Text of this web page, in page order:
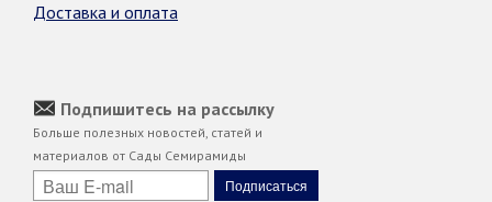
Доставка и оплата
Подпишитесь на рассылку
Больше полезных новостей, статей и
материалов от Сады Семирамиды